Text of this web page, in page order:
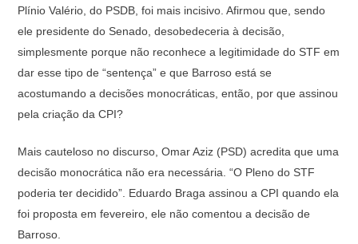
Plínio Valério, do PSDB, foi mais incisivo. Afirmou que, sendo
ele presidente do Senado, desobedeceria à decisão,
simplesmente porque não reconhece a legitimidade do STF em
dar esse tipo de “sentença” e que Barroso está se
acostumando a decisões monocráticas, então, por que assinou
pela criação da CPI?
Mais cauteloso no discurso, Omar Aziz (PSD) acredita que uma
decisão monocrática não era necessária. “O Pleno do STF
poderia ter decidido”. Eduardo Braga assinou a CPI quando ela
foi proposta em fevereiro, ele não comentou a decisão de
Barroso.